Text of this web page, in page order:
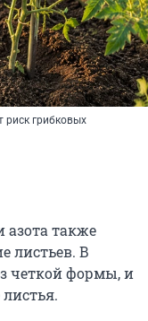
риск грибковых
азота также
листьев. В
четкой формы, и